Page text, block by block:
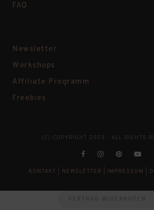
FAQ
Newsletter
Workshops
Affiliate Programm
Freebies
(C) COPYRIGHT 2023 - ALL RIGHTS
KONTAKT NEWSLETTER IMPRESSUM
VERTRAG WIDERRUFEN